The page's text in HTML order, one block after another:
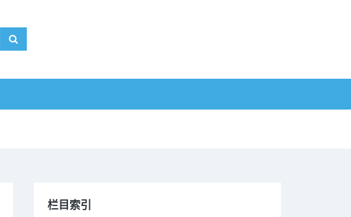
栏目索引